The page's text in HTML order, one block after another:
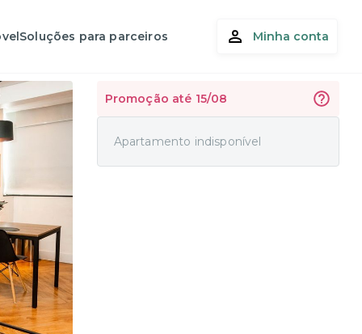
Soluções para parceiros Minha conta
Promoção até 15/08
Apartamento indisponível